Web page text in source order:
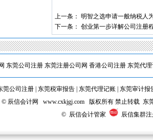
上一条： 明智之选申请一般纳税人
下一条： 创业第一步详解公司注册
东莞公司注册 东莞注册公司网 香港公司注册 东莞代
莞公司注册| 东莞税审报告| 东莞代理记账| 东莞审计报
© 辰信会计网 www.cxkjgj.com 版权所有 禁止转载 东
© 辰信会计管家
辰信集群